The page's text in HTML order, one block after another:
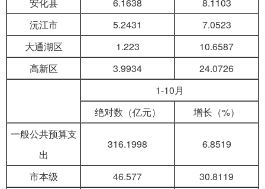
沅江市
5.2431
7.0523
大通湖区
1.223
10.6587
高新区
3.9934
24.0726
1-10月
绝对数（亿元）
增长（%）
一般公共预算支
出
316.1998 6.8519
市本级 46.577
30.8119